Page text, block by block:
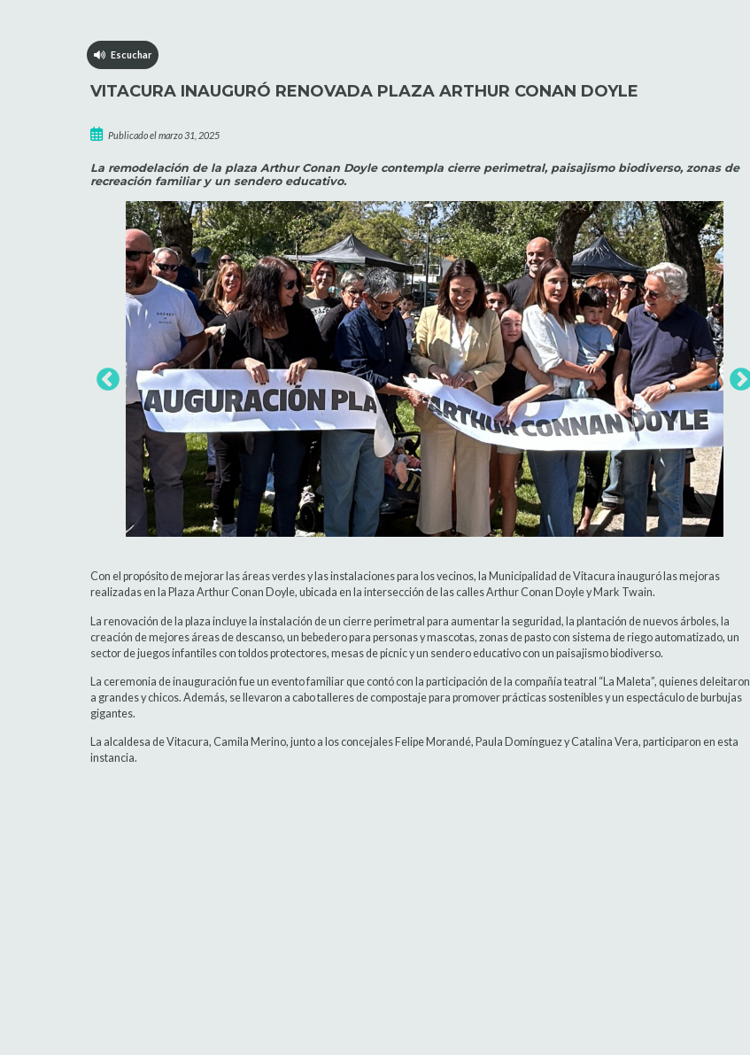
Escuchar
VITACURA INAUGURÓ RENOVADA PLAZA ARTHUR CONAN DOYLE
Publicado el marzo 31, 2025
La remodelación de la plaza Arthur Conan Doyle contempla cierre perimetral, paisajismo biodiverso, zonas de
recreación familiar y un sendero educativo.
Con el propósito de mejorar las áreas verdes y las instalaciones para los vecinos, la Municipalidad de Vitacura inauguró las mejoras
realizadas en la Plaza Arthur Conan Doyle, ubicada en la intersección de las calles Arthur Conan Doyle y Mark Twain.
La renovación de la plaza incluye la instalación de un cierre perimetral para aumentar la seguridad, la plantación de nuevos árboles, la
creación de mejores áreas de descanso, un bebedero para personas y mascotas, zonas de pasto con sistema de riego automatizado, un
sector de juegos infantiles con toldos protectores, mesas de picnic y un sendero educativo con un paisajismo biodiverso.
La ceremonia de inauguración fue un evento familiar que contó con la participación de la compañía teatral “La Maleta”, quienes deleitaron
a grandes y chicos. Además, se llevaron a cabo talleres de compostaje para promover prácticas sostenibles y un espectáculo de burbujas
gigantes.
La alcaldesa de Vitacura, Camila Merino, junto a los concejales Felipe Morandé, Paula Domínguez y Catalina Vera, participaron en esta
instancia.